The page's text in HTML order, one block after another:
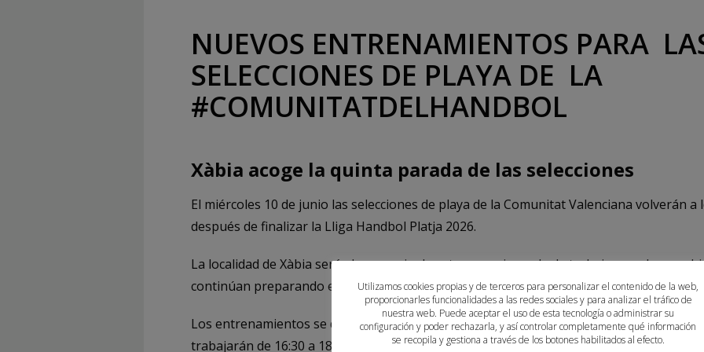
NUEVOS ENTRENAMIENTOS PARA
SELECCIONES DE PLAYA DE LA
#COMUNITATDELHANDBOL
Xàbia acoge la quinta parada de las selecciones
El miércoles 10 de junio las selecciones de playa de la Comunitat Valenciana volverán
después de finalizar la Lliga Handbol Platja 2026.
La localidad de Xàbia será el escenario de esta nueva jornada de trabajo para los
continúan preparando el CESA BMP 2026 que se celebrará en Calella a final de mes.
Los entrenamientos se desarrollarán en diferentes franjas horarias según la
trabajarán de 16:30 a 18:00 horas, los cadetes lo harán de 18:00 a 19:30 horas y los
Utilizamos cookies propias y de terceros para personalizar el contenido de la web,
proporcionarles funcionalidades a las redes sociales y para analizar el tráfico de
nuestra web. Puede aceptar el uso de esta tecnología o administrar su
configuración y poder rechazarla, y así controlar completamente qué información
se recopila y gestiona a través de los botones habilitados al efecto.